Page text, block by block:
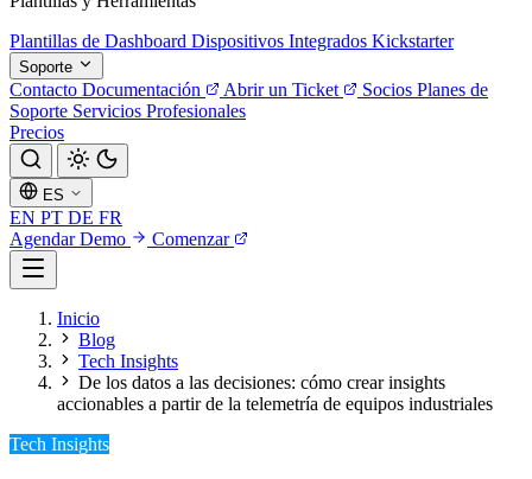
Plantillas de Dashboard Dispositivos Integrados Kickstarter
Soporte
Contacto Documentación Abrir un Ticket Socios Planes de
Soporte Servicios Profesionales
Precios
ES
EN PT DE FR
Agendar Demo
Comenzar
Inicio
Blog
Tech Insights
De los datos a las decisiones: cómo crear insights
accionables a partir de la telemetría de equipos industriales
Tech Insights